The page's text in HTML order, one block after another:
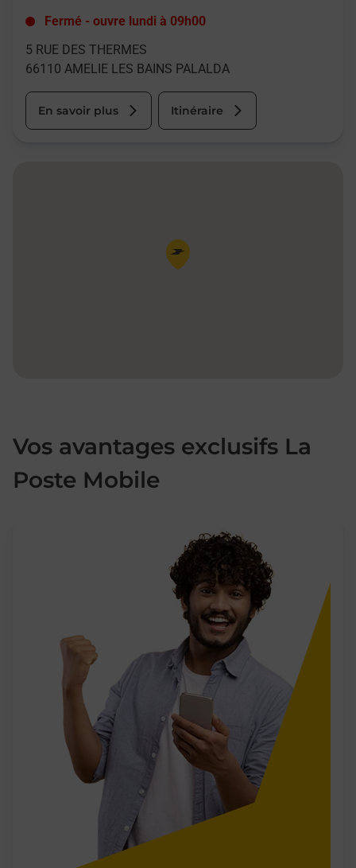
Fermé - ouvre lundi à 09h00
5 RUE DES THERMES
66110 AMELIE LES BAINS PALALDA
En savoir plus Itinéraire
Pin de la carte
Vos avantages exclusifs La
Poste Mobile